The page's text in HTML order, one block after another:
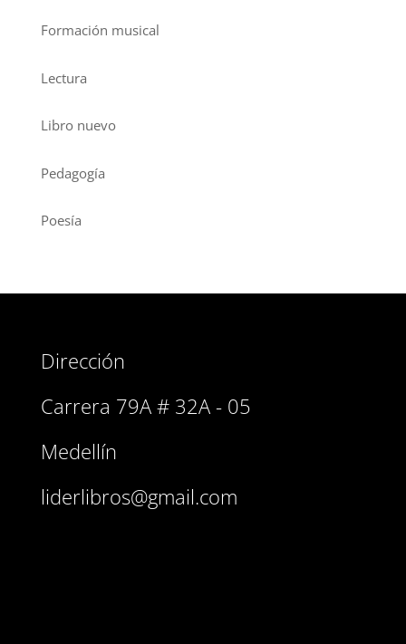
Formación musical
Lectura
Libro nuevo
Pedagogía
Poesía
Dirección
Carrera 79A # 32A - 05
Medellín
liderlibros@gmail.com